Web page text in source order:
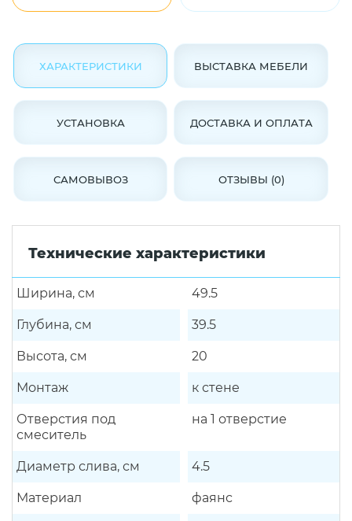
ХАРАКТЕРИСТИКИ ВЫСТАВКА МЕБЕЛИ
УСТАНОВКА ДОСТАВКА И ОПЛАТА
САМОВЫВОЗ ОТЗЫВЫ (0)
Технические характеристики
Ширина, см 49.5
Глубина, см 39.5
Высота, см 20
Монтаж к стене
Отверстия под
смеситель
на 1 отверстие
Диаметр слива, см 4.5
Материал фаянс